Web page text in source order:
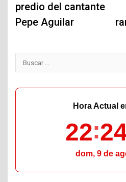
predio del cantante
Pepe Aguilar
Buscar:
Hora Actual
22
dom, 9 de